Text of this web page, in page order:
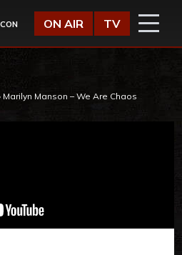
ON AIR TV
Marilyn Manson – We Are Chaos